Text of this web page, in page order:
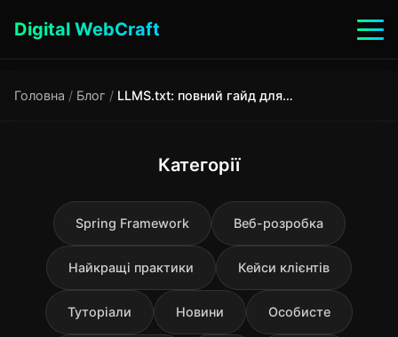
Digital WebCraft
Головна / Блог / LLMS.txt: повний гайд для веб-розробників 2026
Категорії
Spring Framework Веб-розробка
Найкращі практики Кейси клієнтів
Туторіали Новини Особисте